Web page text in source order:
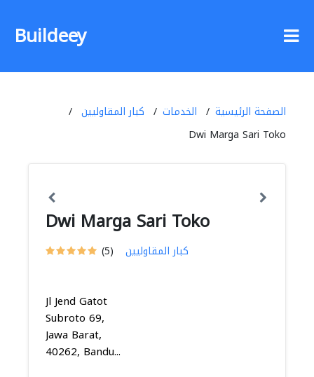
Buildeey
الصفحة الرئيسية الخدمات
كبار المقاوليين
Dwi Marga Sari Toko
Dwi Marga Sari Toko
(5) كبار المقاوليين
Jl Jend Gatot
Subroto 69,
Jawa Barat,
40262, Bandu...